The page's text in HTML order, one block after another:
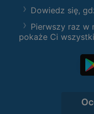
Dowiedz się,
Pierwszy raz w
pokaże Ci